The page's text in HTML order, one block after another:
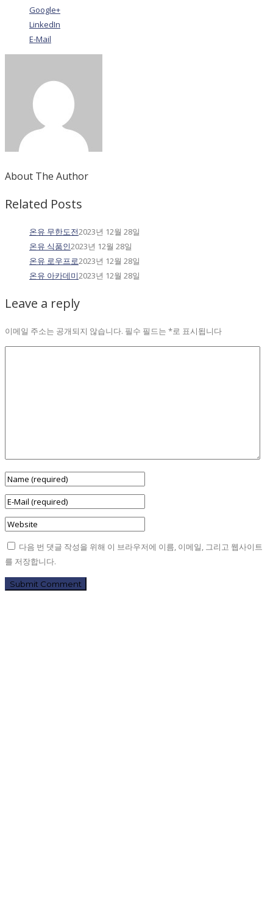
Google+
LinkedIn
E-Mail
About The Author
Related Posts
온유 무한도전2023년 12월 28일
온유 식품인2023년 12월 28일
온유 로우프로2023년 12월 28일
온유 아카데미2023년 12월 28일
Leave a reply
이메일 주소는 공개되지 않습니다. 필수 필드는 *로 표시됩니다
다음 번 댓글 작성을 위해 이 브라우저에 이름, 이메일, 그리고 웹사이트
를 저장합니다.